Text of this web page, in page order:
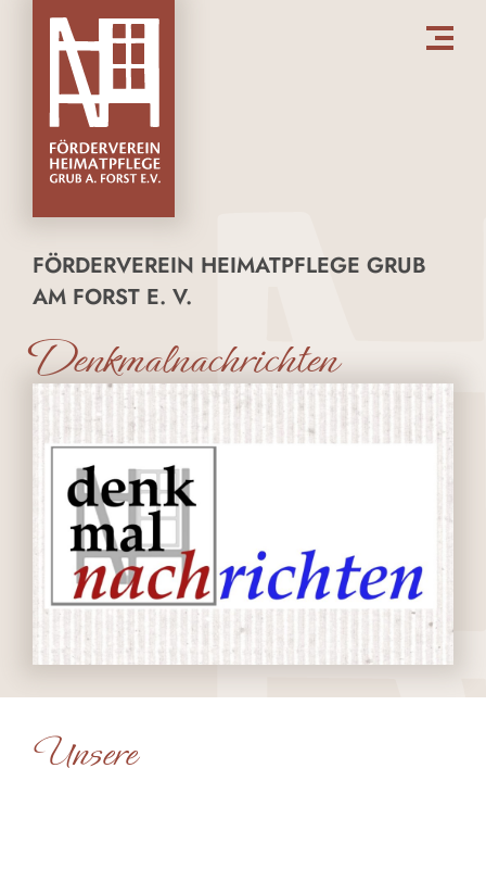
FÖRDERVEREIN HEIMATPFLEGE GRUB
AM FORST E. V.
Denkmalnachrichten
Unsere